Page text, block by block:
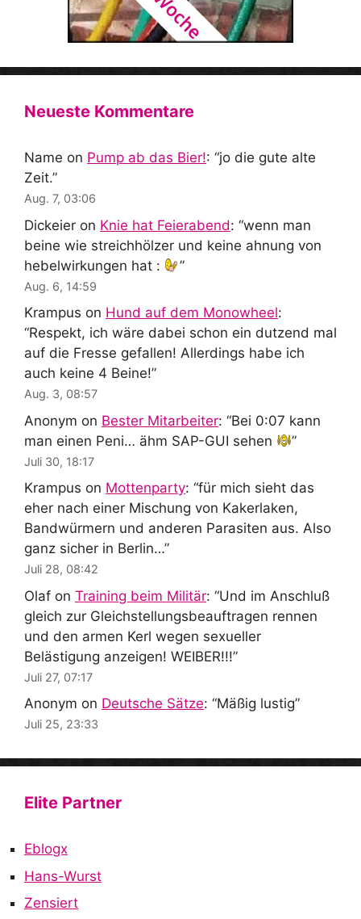
Neueste Kommentare
Name on Pump ab das Bier!: “jo die gute alte
Zeit.”
Aug. 7, 03:06
Dickeier on Knie hat Feierabend: “wenn man
beine wie streichhölzer und keine ahnung von
hebelwirkungen hat :
”
Aug. 6, 14:59
Krampus on Hund auf dem Monowheel:
“Respekt, ich wäre dabei schon ein dutzend mal
auf die Fresse gefallen! Allerdings habe ich
auch keine 4 Beine!”
Aug. 3, 08:57
Anonym on Bester Mitarbeiter: “Bei 0:07 kann
man einen Peni… ähm SAP-GUI sehen
”
Juli 30, 18:17
Krampus on Mottenparty: “für mich sieht das
eher nach einer Mischung von Kakerlaken,
Bandwürmern und anderen Parasiten aus. Also
ganz sicher in Berlin…”
Juli 28, 08:42
Olaf on Training beim Militär: “Und im Anschluß
gleich zur Gleichstellungsbeauftragen rennen
und den armen Kerl wegen sexueller
Belästigung anzeigen! WEIBER!!!”
Juli 27, 07:17
Anonym on Deutsche Sätze: “Mäßig lustig”
Juli 25, 23:33
Elite Partner
Eblogx
Hans-Wurst
Zensiert